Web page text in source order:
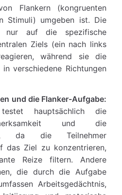
Flankern (kongruenten
Stimuli) umgeben ist. Die
nur auf die spezifische
Ziels (ein nach links
während sie die
verschiedene Richtungen
und die Flanker-Aufgabe:
hauptsächlich die
und die
da die Teilnehmer
das Ziel zu konzentrieren,
Reize filtern. Andere
die durch die Aufgabe
Arbeitsgedächtnis,